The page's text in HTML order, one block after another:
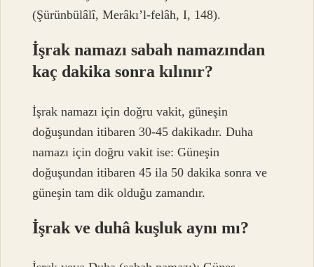
(Şürünbülâlî, Merâkı’l-felâh, I, 148).
İşrak namazı sabah namazından
kaç dakika sonra kılınır?
İşrak namazı için doğru vakit, güneşin
doğuşundan itibaren 30-45 dakikadır. Duha
namazı için doğru vakit ise: Güneşin
doğuşundan itibaren 45 ila 50 dakika sonra ve
güneşin tam dik olduğu zamandır.
İşrak ve duhâ kuşluk aynı mı?